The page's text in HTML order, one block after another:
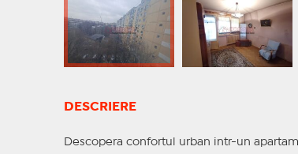
DESCRIERE
Descopera confortul urban intr-un